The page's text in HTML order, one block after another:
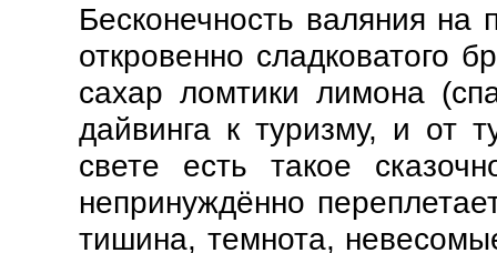
Бесконечность валяния на
откровенно сладковатого
сахар ломтики лимона
дайвинга к туризму, и от
свете есть такое
непринуждённо
тишина, темнота,